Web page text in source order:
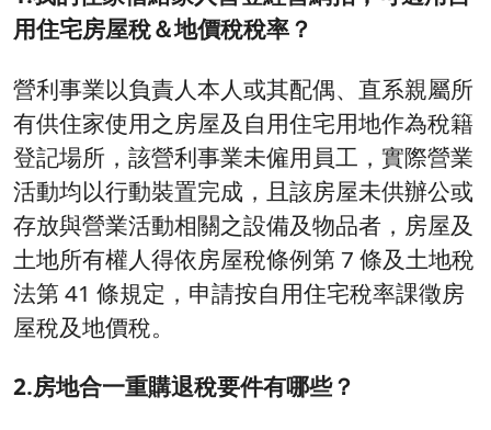
用住宅房屋稅＆地價稅稅率？
營利事業以負責人本人或其配偶、直系親屬所
有供住家使用之房屋及自用住宅用地作為稅籍
登記場所，該營利事業未僱用員工，實際營業
活動均以行動裝置完成，且該房屋未供辦公或
存放與營業活動相關之設備及物品者，房屋及
土地所有權人得依房屋稅條例第 7 條及土地稅
法第 41 條規定，申請按自用住宅稅率課徵房
屋稅及地價稅。
2.房地合一重購退稅要件有哪些？